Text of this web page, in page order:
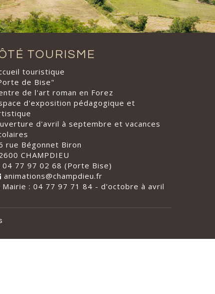
TOURISME
touristique
de Bise"
de l'art roman en Forez
d'exposition pédagogique et
d'avril à septembre et vacances
rue Bégonnet Biron
CHAMPDIEU
04 77 97 02 68 (Porte Bise)
animations@champdieu.fr
Mairie : 04 77 97 71 84 - d'octobre à avril